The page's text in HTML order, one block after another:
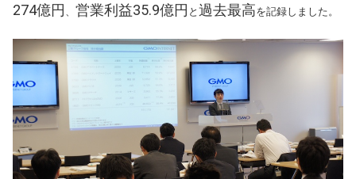
274億円
営業利益35.9億円 と 過去最高を記録しました。